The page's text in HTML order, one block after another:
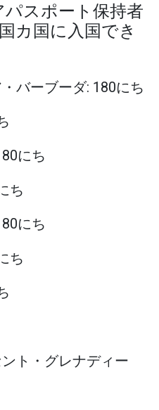
パスポート保持者
カ国に入国でき
バーブーダ: 180にち
にち
ち
にち
ち
ト・グレナディー